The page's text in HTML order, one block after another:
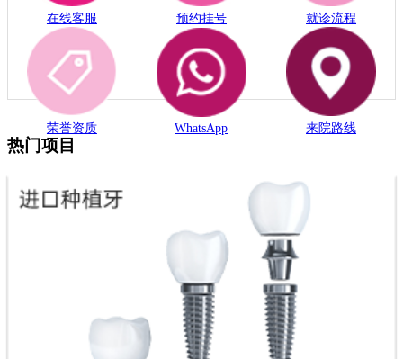
在线客服 预约挂号 就诊流程
荣誉资质 WhatsApp 来院路线
热门项目